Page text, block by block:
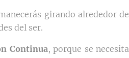
girando alrededor de
del ser.
Continua, porque se necesita